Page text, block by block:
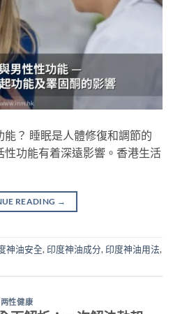
？ 睡眠是人體修復和調節的
功能有着深遠影響。香港生活
READING →
神油安全, 印度神油成分, 印度神油用法,
两性健康